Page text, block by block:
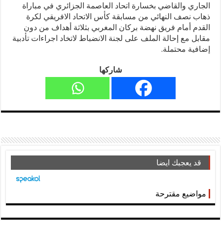
الجاري والقاضي بخسارة اتحاد العاصمة الجزائري في مباراة
ذهاب نصف النهائي من مسابقة كأس الاتحاد الافريقي لكرة
القدم أمام فريق نهضة بركان المغربي بثلاثة أهداف من دون
مقابل مع إحالة الملف على لجنة الانضباط لاتخاد اجراءات تأدبية
إضافية محتملة.
شاركها
قد يعجبك ايضا
مواضيع مقترحة